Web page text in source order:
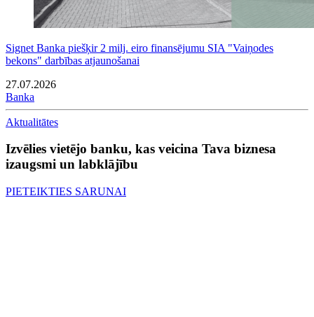
Signet Banka piešķir 2 milj. eiro finansējumu SIA "Vaiņodes
bekons" darbības atjaunošanai
27.07.2026
Banka
Aktualitātes
Izvēlies vietējo banku, kas veicina Tava biznesa
izaugsmi un labklājību
PIETEIKTIES SARUNAI